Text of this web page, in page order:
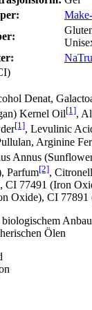
Denat,
Kernel Oil[1],
[1], Levulinic
Arginine
Annus
Parfum[2],
CI 77491 (Iron
Oxide), CI
Anbau
Ölen